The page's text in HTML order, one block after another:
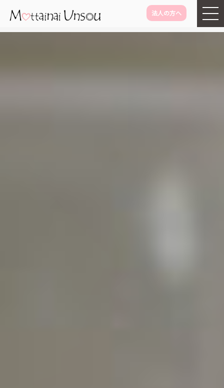
メインコンテンツに移動
法人の方へ